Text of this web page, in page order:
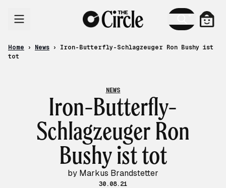
Cart
Home › News ›
Iron-Butterfly-Schlagzeuger Ron Bushy ist
tot
NEWS
Iron-Butterfly-
Schlagzeuger Ron
Bushy ist tot
by Markus Brandstetter
30.08.21